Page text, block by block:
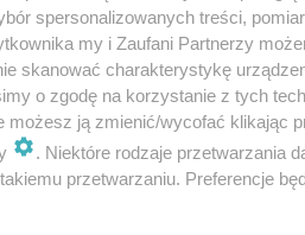
były i w dalszym ciągu są
dodała.
bo spółdzielnia postawia
spersonalizowanych treści,
my i Zaufani Partnerzy
skanować charakterystykę
o zgodę na korzystanie z tych
możesz ją zmienić/wycofać klikając
. Niektóre rodzaje przetwarzania
przetwarzaniu. Preferencje